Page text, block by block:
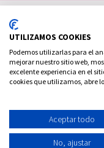
Politica sui cookie
UTILIZAMOS COOKIES
Podemos utilizarlas para el
mejorar nuestro sitio web,
excelente experiencia en el
cookies que utilizamos, abre
Aceptar todo
No, ajustar